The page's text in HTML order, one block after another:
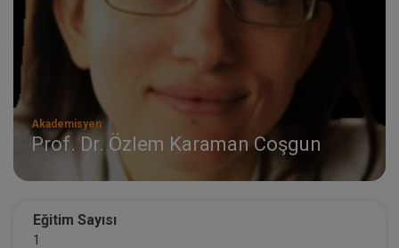
Akademisyen
Prof. Dr. Özlem Karaman Coşgun
Eğitim Sayısı
1